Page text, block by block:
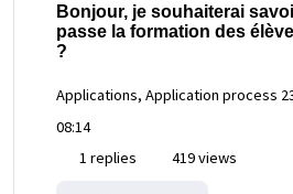
Bonjour, je souhaiterai
passe la formation des
?
Applications, Application process
08:14
1 replies
419 views